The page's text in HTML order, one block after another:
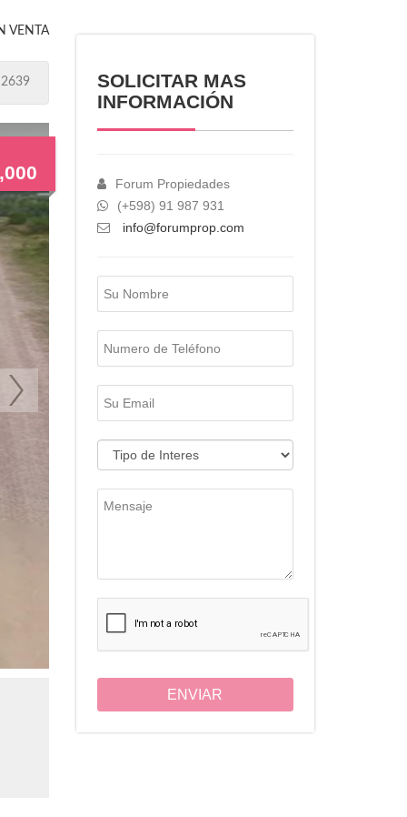
VENTA
SOLICITAR MAS
INFORMACIÓN
Forum Propiedades
(+598) 91 987 931
info@forumprop.com
ENVIAR